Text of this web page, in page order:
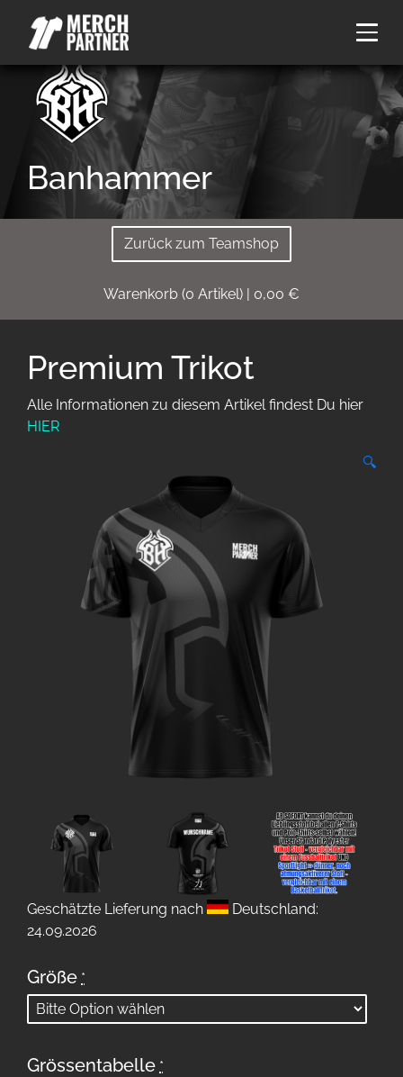
Banhammer
Zurück zum Teamshop
Warenkorb (0 Artikel) | 0,00 €
Premium Trikot
Alle Informationen zu diesem Artikel findest Du hier
HIER
🔍
Geschätzte Lieferung nach
Deutschland:
24.09.2026
Größe *
Grössentabelle *